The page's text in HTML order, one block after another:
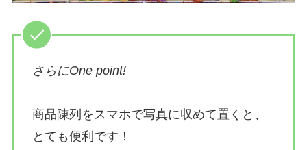
さらにOne point!
商品陳列をスマホで写真に収めて置くと、
とても便利です！